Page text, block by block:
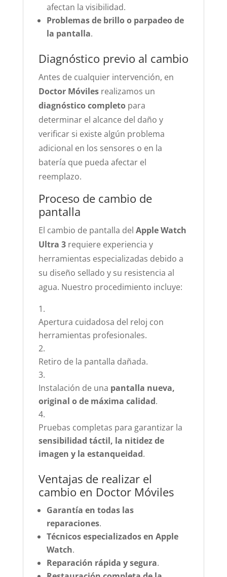
afectan la visibilidad.
Problemas de brillo o parpadeo de
la pantalla.
Diagnóstico previo al cambio
Antes de cualquier intervención, en
Doctor Móvilesrealizamos un
diagnóstico completopara
determinar el alcance del daño y
verificar si existe algún problema
adicional en los sensores o en la
batería que pueda afectar el
reemplazo.
Proceso de cambio de
pantalla
El cambio de pantalla del Apple Watch
Ultra 3requiere experiencia y
herramientas especializadas debido a
su diseño sellado y su resistencia al
agua. Nuestro procedimiento incluye:
Apertura cuidadosa del reloj con
herramientas profesionales.
Retiro de la pantalla dañada.
Instalación de una pantalla nueva,
original o de máxima calidad.
Pruebas completas para garantizar la
sensibilidad táctil, la nitidez de
imagen y la estanqueidad.
Ventajas de realizar el
cambio en Doctor Móviles
Garantía en todas las
reparaciones.
Técnicos especializados en Apple
Watch.
Reparación rápida y segura.